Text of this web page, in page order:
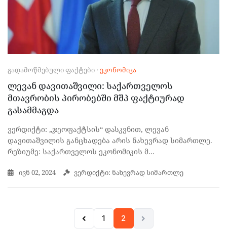
ᲒᲐᲓᲐᲛᲝᲬᲛᲔᲑᲣᲚᲘ ᲤᲐᲥᲢᲔᲑᲘ ·ᲔᲙᲝᲜᲝᲛᲘᲙᲐ
ლევან დავითაშვილი: საქართველოს
მთავრობის პირობებში მშპ ფაქტიურად
გასამმაგდა
ვერდიქტი: „ჯეოფაქტსის“ დასკვნით, ლევან
დავითაშვილის განცხადება არის ნახევრად სიმართლე.
რეზიუმე: საქართველოს ეკონომიკის მ...
ივნ 02, 2024 ვერდიქტი: ნახევრად სიმართლე
1 2